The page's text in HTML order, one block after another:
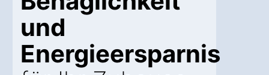
und
Energieersparnis